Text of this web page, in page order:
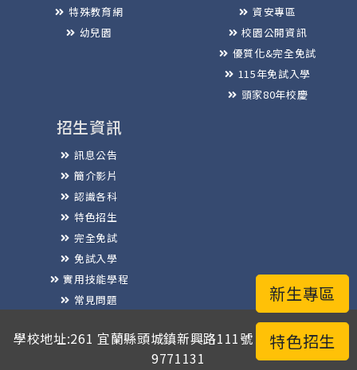
特色招生
新生專區
特殊教育網
幼兒園
資安專區
校園公開資訊
優質化&完全免試
115年免試入學
頭家80年校慶
招生資訊
訊息公告
簡介影片
認識各科
特色招生
完全免試
免試入學
實用技能學程
常見問題
學校地址:261 宜蘭縣頭城鎮新興路111號 / 電話總機:03-
9771131